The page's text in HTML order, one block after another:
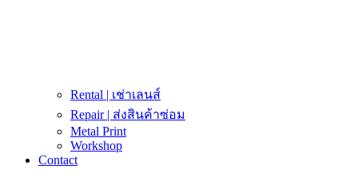
Rental | เช่าเลนส์
Repair | ส่งสินค้าซ่อม
Metal Print
Workshop
Contact